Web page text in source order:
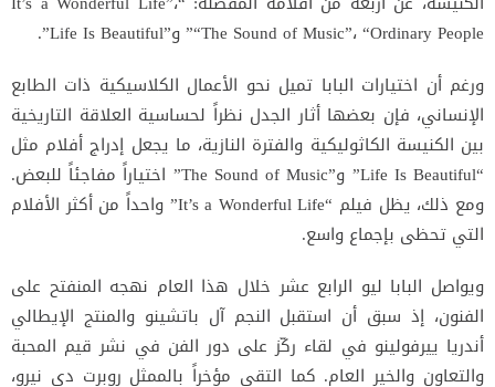
“The Sound of Music”، “Ordinary People” و”Life Is Beautiful”.
ورغم أن اختيارات البابا تميل نحو الأعمال الكلاسيكية ذات الطابع
الإنساني، فإن بعضها أثار الجدل نظراً لحساسية العلاقة التاريخية
بين الكنيسة الكاثوليكية والفترة النازية، ما يجعل إدراج أفلام مثل
“Life Is Beautiful” و”The Sound of Music” اختياراً مفاجئاً للبعض.
ومع ذلك، يظل فيلم “It’s a Wonderful Life” واحداً من أكثر الأفلام
التي تحظى بإجماع واسع.
ويواصل البابا ليو الرابع عشر خلال هذا العام نهجه المنفتح على
الفنون، إذ سبق أن استقبل النجم آل باتشينو والمنتج الإيطالي
أندريا ييرفولينو في لقاء ركّز على دور الفن في نشر قيم المحبة
والتعاون والخير العام. كما التقى مؤخراً بالممثل روبرت دي نيرو،